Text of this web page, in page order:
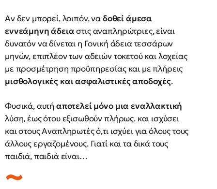
Αν δεν μπορεί, λοιπόν, ναδοθεί άμεσα
εννεάμηνη άδειαστις αναπληρώτριες, είναι
δυνατόν να δίνεται η Γονική άδεια τεσσάρων
μηνών, επιπλέον των αδειών τοκετού και λοχείας
με προσμέτρηση προϋπηρεσίας και με πλήρεις
μισθολογικές και ασφαλιστικές αποδοχές.
Φυσικά, αυτή αποτελεί μόνο μια εναλλακτική
λύση, έως ότου εξισωθούν πλήρως. και ισχύσει
και στους Αναπληρωτές ό,τι ισχύει για όλους τους
άλλους εργαζομένους. Γιατί και τα δικά τους
παιδιά, παιδιά είναι…